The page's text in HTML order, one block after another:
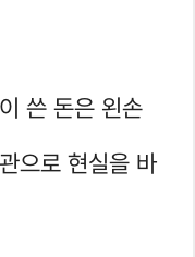
쓴 돈은 왼손
으로 현실을 바